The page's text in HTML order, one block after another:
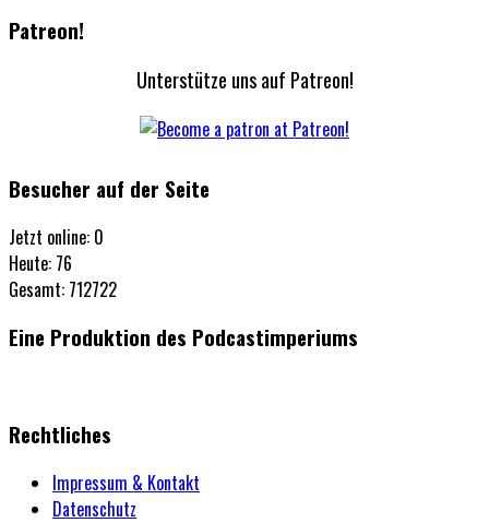
Patreon!
Unterstütze uns auf Patreon!
Besucher auf der Seite
Jetzt online: 0
Heute: 76
Gesamt: 712722
Eine Produktion des Podcastimperiums
Rechtliches
Impressum & Kontakt
Datenschutz